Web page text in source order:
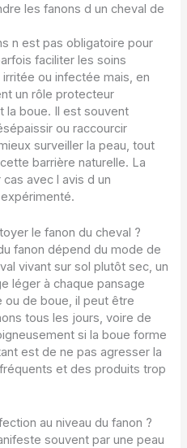
les fanons d un cheval de
n est pas obligatoire pour
faciliter les soins
ou infectée mais, en
un rôle protecteur
la boue. Il est souvent
ou raccourcir
surveiller la peau, tout
barrière naturelle. La
avec l avis d un
le fanon du cheval ?
fanon dépend du mode de
vivant sur sol plutôt sec, un
léger à chaque pansage
ou de boue, il peut être
tous les jours, voire de
si la boue forme
est de ne pas agresser la
et des produits trop
au niveau du fanon ?
souvent par une peau